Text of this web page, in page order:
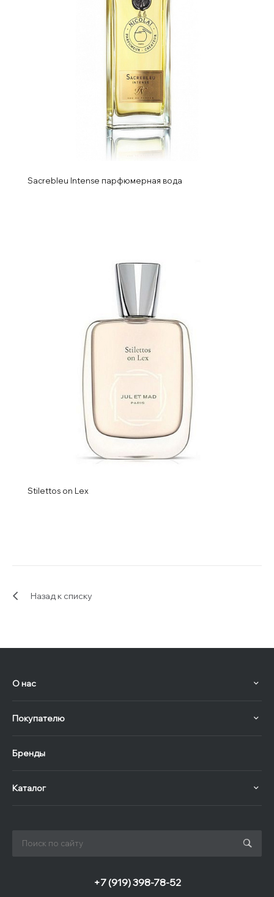
Sacrebleu Intense парфюмерная вода
Stilettos on Lex
Назад к списку
О нас
Покупателю
Бренды
Каталог
+7 (919) 398-78-52